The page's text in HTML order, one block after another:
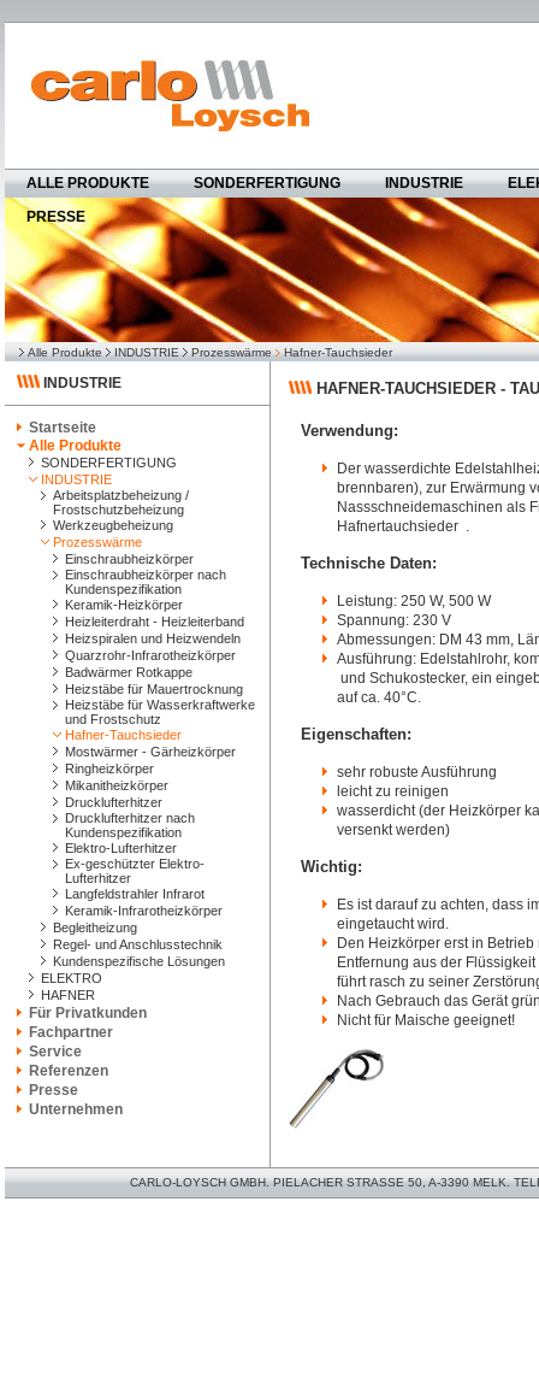
ALLE PRODUKTE SONDERFERTIGUNG INDUSTRIE
PRESSE
Alle Produkte INDUSTRIE Prozesswärme Hafner-Tauchsieder
INDUSTRIE
Startseite
Alle Produkte
SONDERFERTIGUNG
INDUSTRIE
Arbeitsplatzbeheizung /
Frostschutzbeheizung
Werkzeugbeheizung
Prozesswärme
Einschraubheizkörper
Einschraubheizkörper nach
Kundenspezifikation
Keramik-Heizkörper
Heizleiterdraht - Heizleiterband
Heizspiralen und Heizwendeln
Quarzrohr-Infrarotheizkörper
Badwärmer Rotkappe
Heizstäbe für Mauertrocknung
Heizstäbe für Wasserkraftwerke
und Frostschutz
Hafner-Tauchsieder
Mostwärmer - Gärheizkörper
Ringheizkörper
Mikanitheizkörper
Drucklufterhitzer
Drucklufterhitzer nach
Kundenspezifikation
Elektro-Lufterhitzer
Ex-geschützter Elektro-
Lufterhitzer
Langfeldstrahler Infrarot
Keramik-Infrarotheizkörper
Begleitheizung
Regel- und Anschlusstechnik
Kundenspezifische Lösungen
ELEKTRO
HAFNER
Für Privatkunden
Fachpartner
Service
Referenzen
Presse
Unternehmen
HAFNER-TAUCHSIEDER -
Verwendung:
Der wasserdichte
brennbaren), zur Erwärmung
Nassschneidemaschinen als
Hafnertauchsieder .
Technische Daten:
Leistung: 250 W, 500 W
Spannung: 230 V
Abmessungen: DM 43 mm,
Ausführung: Edelstahlrohr,
und Schukostecker, ein
auf ca. 40°C.
Eigenschaften:
sehr robuste Ausführung
leicht zu reinigen
wasserdicht (der Heizkörper
versenkt werden)
Wichtig:
Es ist darauf zu achten, dass
eingetaucht wird.
Den Heizkörper erst in
Entfernung aus der
führt rasch zu seiner
Nach Gebrauch das Gerät
Nicht für Maische geeignet!
CARLO-LOYSCH GMBH. PIELACHER STRASSE 50, A-3390 MELK.